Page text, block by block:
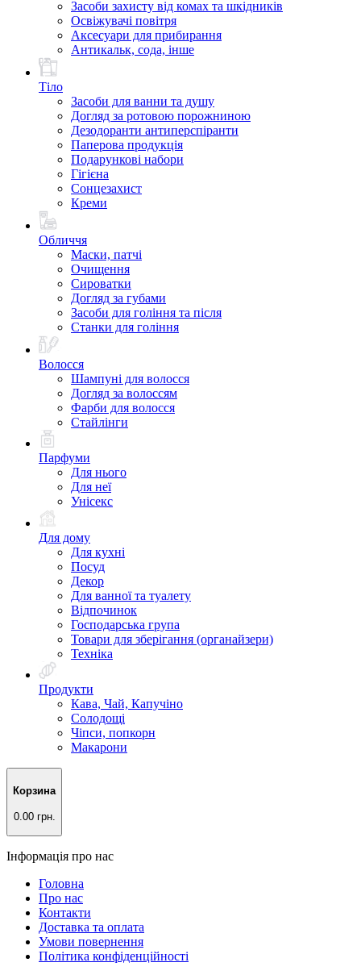
Засоби захисту від комах та шкідників
Освіжувачі повітря
Аксесуари для прибирання
Антикальк, сода, інше
Тіло
Засоби для ванни та душу
Догляд за ротовою порожниною
Дезодоранти антиперспіранти
Паперова продукція
Подарункові набори
Гігієна
Сонцезахист
Креми
Обличчя
Маски, патчі
Очищення
Сироватки
Догляд за губами
Засоби для гоління та після
Станки для гоління
Волосся
Шампуні для волосся
Догляд за волоссям
Фарби для волосся
Стайлінги
Парфуми
Для нього
Для неї
Унісекс
Для дому
Для кухні
Посуд
Декор
Для ванної та туалету
Відпочинок
Господарська група
Товари для зберігання (органайзери)
Техніка
Продукти
Кава, Чай, Капучіно
Солодощі
Чіпси, попкорн
Макарони
Корзина
0.00 грн.
Інформація про нас
Головна
Про нас
Контакти
Доставка та оплата
Умови повернення
Політика конфіденційності